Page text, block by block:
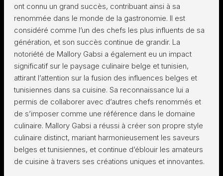
ont connu un grand succès, contribuant ainsi à sa
renommée dans le monde de la gastronomie. Il est
considéré comme l’un des chefs les plus influents de sa
génération, et son succès continue de grandir. La
notoriété de Mallory Gabsi a également eu un impact
significatif sur le paysage culinaire belge et tunisien,
attirant l’attention sur la fusion des influences belges et
tunisiennes dans sa cuisine. Sa reconnaissance lui a
permis de collaborer avec d’autres chefs renommés et
de s’imposer comme une référence dans le domaine
culinaire. Mallory Gabsi a réussi à créer son propre style
culinaire distinct, mariant harmonieusement les saveurs
belges et tunisiennes, et continue d’éblouir les amateurs
de cuisine à travers ses créations uniques et innovantes.